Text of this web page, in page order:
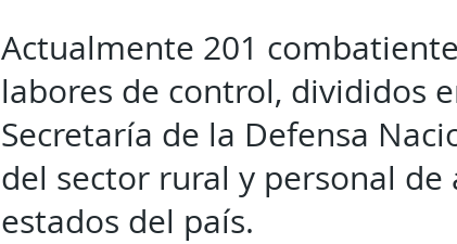
Actualmente 201
labores de control, divididos
Secretaría de la Defensa
del sector rural y personal
estados del país.